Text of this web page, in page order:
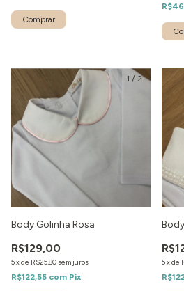
Comprar
1 / 2
Body Golinha Rosa
R$129,00
5xde R$25,80 sem juros
R$122,55 com Pix
5xde